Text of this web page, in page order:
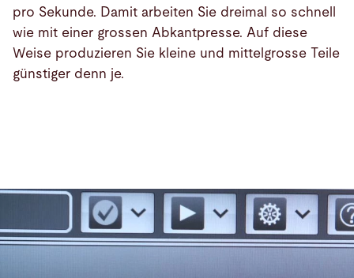
pro Sekunde. Damit arbeiten Sie dreimal so schnell
wie mit einer grossen Abkantpresse. Auf diese
Weise produzieren Sie kleine und mittelgrosse Teile
günstiger denn je.